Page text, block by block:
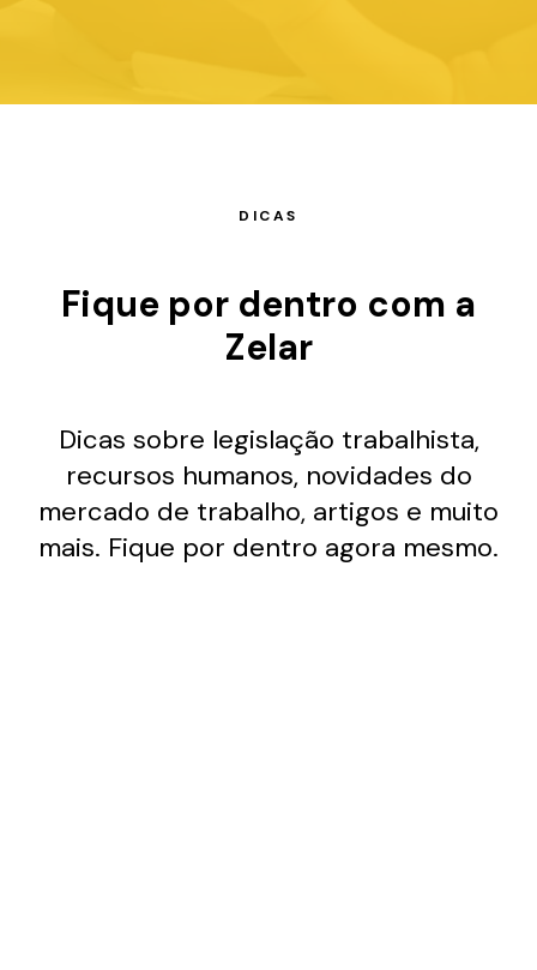
DICAS
Fique por dentro com a
Zelar
Dicas sobre legislação trabalhista,
recursos humanos, novidades do
mercado de trabalho, artigos e muito
mais. Fique por dentro agora mesmo.